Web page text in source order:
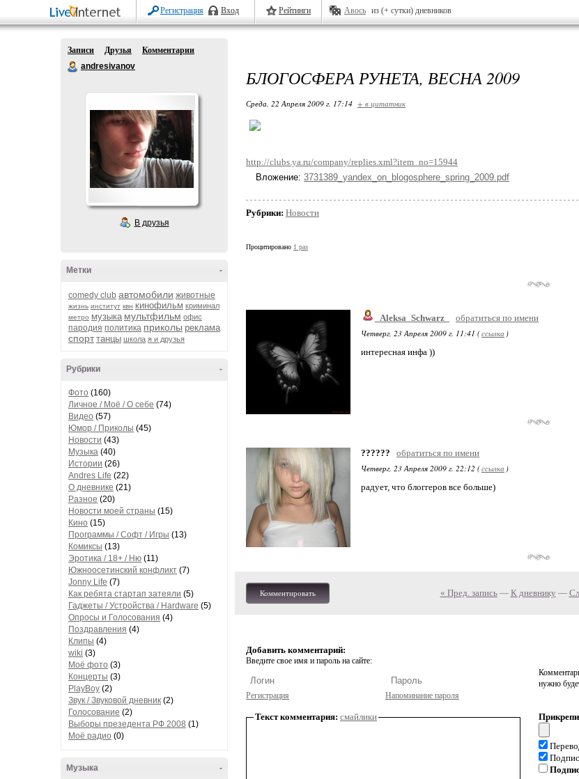
Регистрация Вход Рейтинги Авось из (+ сутки) дневников
Записи Друзья
Комментарии
andresivanov
В друзья
-
Метки
comedy club автомобили животные
жизнь институт квн кинофильм криминал
метро музыка мультфильм офис
пародия политика приколы реклама
спорт танцы школа я и друзья
-
Рубрики
Фото (160)
Личное / Моё / О себе (74)
Видео (57)
Юмор / Приколы (45)
Новости (43)
Музыка (40)
Истории (26)
Andres Life (22)
О дневнике (21)
Разное (20)
Новости моей страны (15)
Кино (15)
Программы / Софт / Игры (13)
Комиксы (13)
Эротика / 18+ / Ню (11)
Южноосетинский конфликт (7)
Jonny Life (7)
Как ребята стартап затеяли (5)
Гаджеты / Устройства / Hardware (5)
Опросы и Голосования (4)
Поздравления (4)
Клипы (4)
wiki (3)
Моё фото (3)
Концерты (3)
PlayBoy (2)
Звук / Звуковой дневник (2)
Голосование (2)
Выборы презедента РФ 2008 (1)
Моё радио (0)
-
Музыка
БЛОГОСФЕРА РУНЕТА, ВЕСНА 2009
Среда, 22 Апреля 2009 г. 17:14 + в цитатник
http://clubs.ya.ru/company/replies.xml?item_no=15944
Вложение: 3731389_yandex_on_blogosphere_spring_2009.pdf
Рубрики: Новости
Процитировано 1 раз
_Aleksa_Schwarz_
обратиться по имени
Четверг, 23 Апреля 2009 г. 11:41 (ссылка )
интересная инфа ))
??????
обратиться по имени
Четверг, 23 Апреля 2009 г. 22:12 (ссылка )
радует, что блоггеров все больше)
Комментировать « Пред. запись— К дневнику —
Добавить комментарий:
Введите свое имя и пароль на сайте:
Регистрация Напоминание пароля
нужно
Текст комментария: смайлики